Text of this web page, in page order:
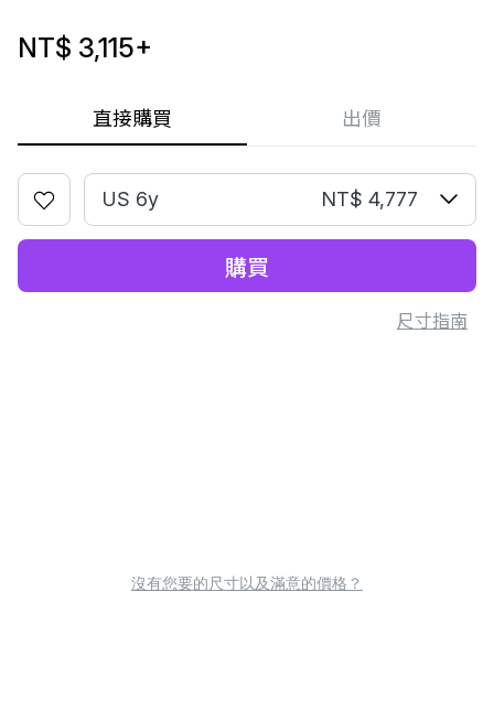
直接購買 出價
NT$ 3,115+
US 6y NT$ 4,777
購買
尺寸指南
沒有您要的尺寸以及滿意的價格？